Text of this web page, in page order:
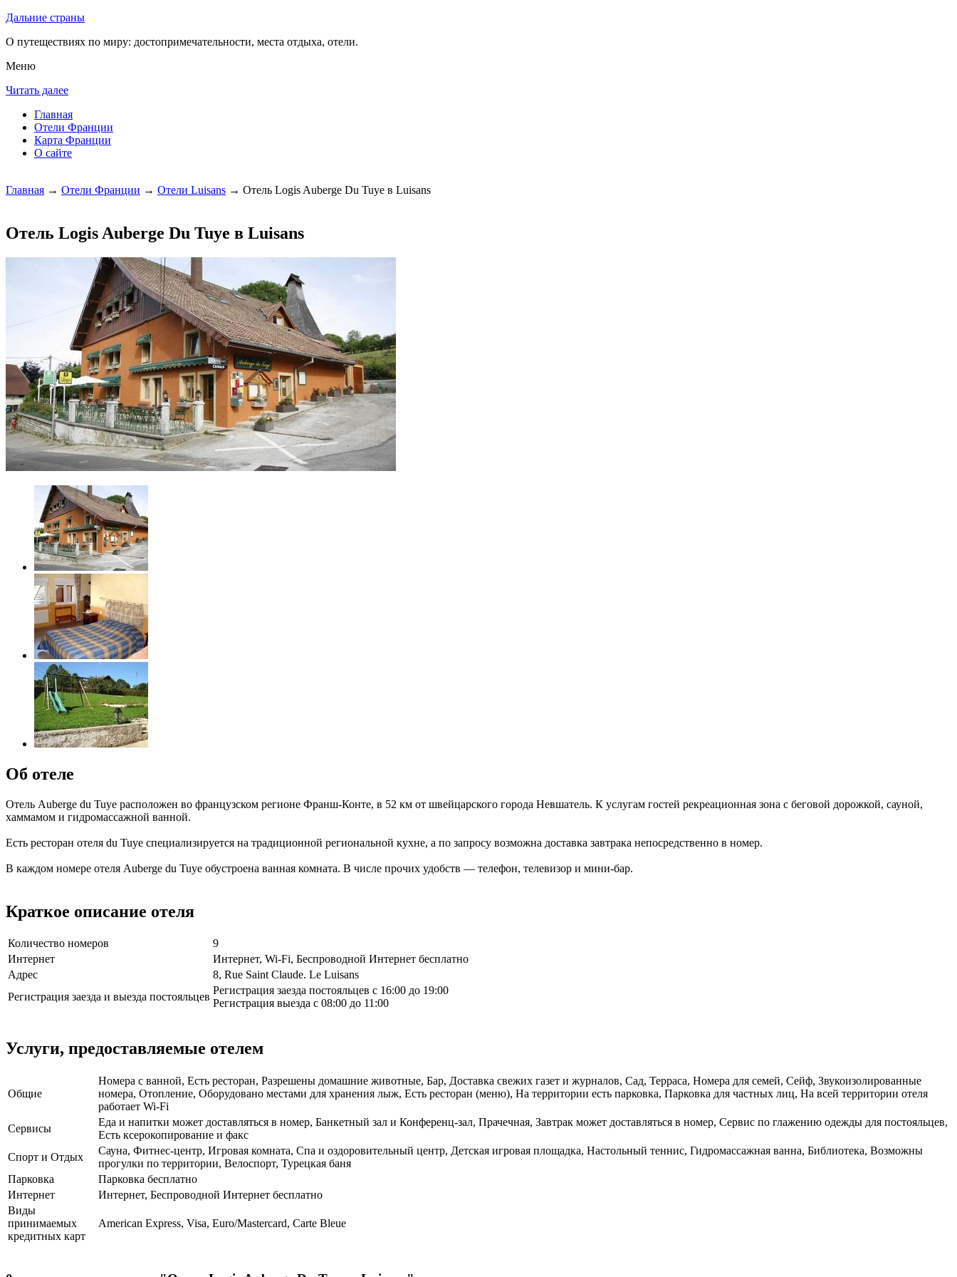
Дальние страны
О путеществиях по миру: достопримечательности, места отдыха, отели.
Меню
Читать далее
Главная
Отели Франции
Карта Франции
О сайте
Главная → Отели Франции → Отели Luisans → Отель Logis Auberge Du Tuye в Luisans
Отель Logis Auberge Du Tuye в Luisans
Об отеле
Отель Auberge du Tuye расположен во французском регионе Франш-Конте, в 52 км от швейцарского города Невшатель. К услугам гостей рекреационная зона с беговой дорожкой, сауной,
хаммамом и гидромассажной ванной.
Есть ресторан отеля du Tuye специализируется на традиционной региональной кухне, а по запросу возможна доставка завтрака непосредственно в номер.
В каждом номере отеля Auberge du Tuye обустроена ванная комната. В числе прочих удобств — телефон, телевизор и мини-бар.
Краткое описание отеля
Количество номеров
9
Интернет
Интернет, Wi-Fi, Беспроводной Интернет бесплатно
Адрес
8, Rue Saint Claude. Le Luisans
Регистрация заезда и выезда постояльцев
Регистрация заезда постояльцев с 16:00 до 19:00
Регистрация выезда с 08:00 до 11:00
Услуги, предоставляемые отелем
Общие
Номера с ванной, Есть ресторан, Разрешены домашние животные, Бар, Доставка свежих газет и журналов, Сад, Терраса, Номера для семей, Сейф, Звукоизолированные
номера, Отопление, Оборудовано местами для хранения лыж, Есть ресторан (меню), На территории есть парковка, Парковка для частных лиц, На всей территории отеля
работает Wi-Fi
Сервисы
Еда и напитки может доставляться в номер, Банкетный зал и Конференц-зал, Прачечная, Завтрак может доставляться в номер, Сервис по глажению одежды для постояльцев,
Есть ксерокопирование и факс
Спорт и Отдых
Сауна, Фитнес-центр, Игровая комната, Спа и оздоровительный центр, Детская игровая площадка, Настольный теннис, Гидромассажная ванна, Библиотека, Возможны
прогулки по территории, Велоспорт, Турецкая баня
Парковка
Парковка бесплатно
Интернет
Интернет, Беспроводной Интернет бесплатно
Виды
принимаемых
кредитных карт
American Express, Visa, Euro/Mastercard, Carte Bleue